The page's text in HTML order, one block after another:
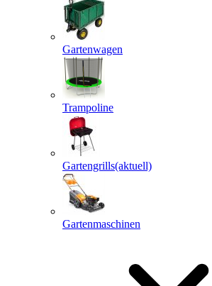
Gartenwagen
Trampoline
Gartengrills(aktuell)
Gartenmaschinen